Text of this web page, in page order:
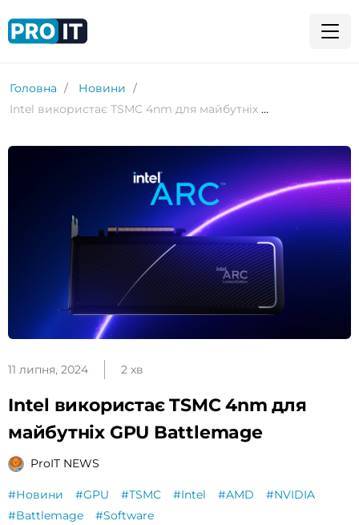
Головна
Новини
Intel використає TSMC 4nm для майбутніх GPU Battlemage
11 липня, 2024 2 хв
Intel використає TSMC 4nm для
майбутніх GPU Battlemage
ProIT NEWS
#Новини #GPU #TSMC #Intel #AMD
#NVIDIA
#Battlemage
#Software